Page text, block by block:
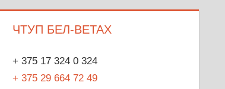
ЧТУП БЕЛ-ВЕТАХ
+ 375 17 324 0 324
+ 375 29 664 72 49